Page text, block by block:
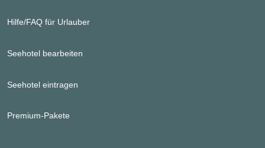
Hilfe/FAQ für Urlauber
Seehotel bearbeiten
Seehotel eintragen
Premium-Pakete